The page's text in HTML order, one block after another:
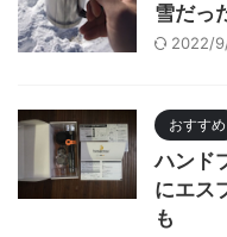
雪だっ
2022/
おすすめ
ハンド
にエス
も